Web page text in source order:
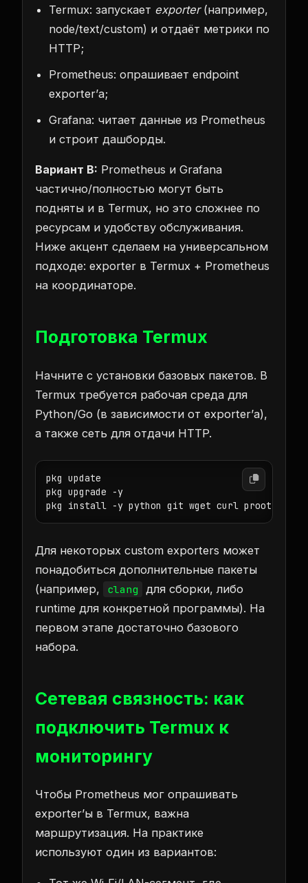
Termux: запускает exporter(например,
node/text/custom) и отдаёт метрики по
HTTP;
Prometheus: опрашивает endpoint
exporter’а;
Grafana: читает данные из Prometheus
и строит дашборды.
Вариант B: Prometheus и Grafana
частично/полностью могут быть
подняты и в Termux, но это сложнее по
ресурсам и удобству обслуживания.
Ниже акцент сделаем на универсальном
подходе: exporter в Termux + Prometheus
на координаторе.
Подготовка Termux
Начните с установки базовых пакетов. В
Termux требуется рабочая среда для
Python/Go (в зависимости от exporter’а),
а также сеть для отдачи HTTP.
pkg update
pkg upgrade -y
pkg install -y python git wget curl proot
Для некоторых custom exporters может
понадобиться дополнительные пакеты
(например,
clang
для сборки, либо
runtime для конкретной программы). На
первом этапе достаточно базового
набора.
Сетевая связность: как
подключить Termux к
мониторингу
Чтобы Prometheus мог опрашивать
exporter’ы в Termux, важна
маршрутизация. На практике
используют один из вариантов: